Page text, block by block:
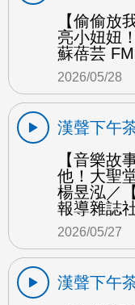
【偷偷放
亮小妞妞
蘇蓓芸 FM
2026/05/28
漢聲下午
【音樂故
他！大聖
楊昱泓／
報導雜誌
2026/05/27
漢聲下午